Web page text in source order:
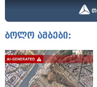
ბოლო ამბები: